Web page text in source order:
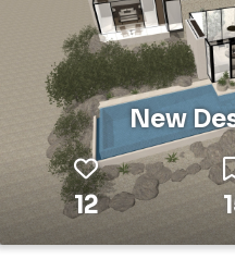
New
12